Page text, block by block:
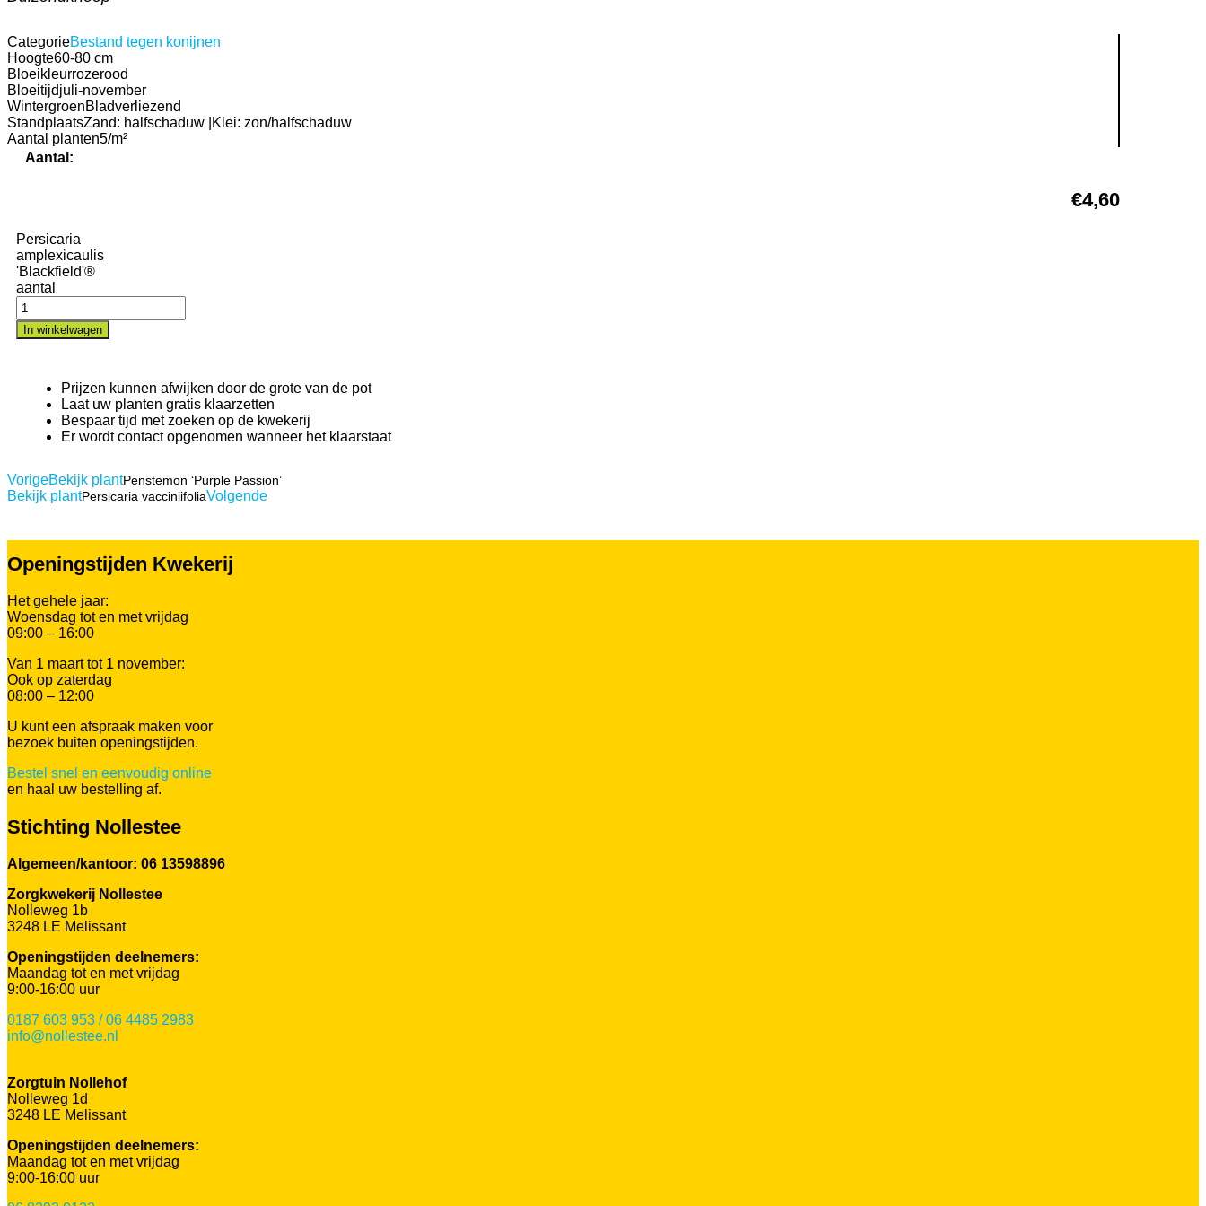
CategorieBestand tegen konijnen
Hoogte60-80 cm
Bloeikleurrozerood
Bloeitijdjuli-november
WintergroenBladverliezend
StandplaatsZand: halfschaduw |Klei: zon/halfschaduw
Aantal planten5/m²
Aantal:
€4,60
Persicaria
amplexicaulis
'Blackfield'®
aantal
In winkelwagen
Prijzen kunnen afwijken door de grote van de pot
Laat uw planten gratis klaarzetten
Bespaar tijd met zoeken op de kwekerij
Er wordt contact opgenomen wanneer het klaarstaat
VorigeBekijk plantPenstemon ‘Purple Passion’
Bekijk plantPersicaria vacciniifoliaVolgende
Openingstijden Kwekerij
Het gehele jaar:
Woensdag tot en met vrijdag
09:00 – 16:00
Van 1 maart tot 1 november:
Ook op zaterdag
08:00 – 12:00
U kunt een afspraak maken voor
bezoek buiten openingstijden.
Bestel snel en eenvoudig online
en haal uw bestelling af.
Stichting Nollestee
Algemeen/kantoor: 06 13598896
Zorgkwekerij Nollestee
Nolleweg 1b
3248 LE Melissant
Openingstijden deelnemers:
Maandag tot en met vrijdag
9:00-16:00 uur
0187 603 953 / 06 4485 2983
info@nollestee.nl
Zorgtuin Nollehof
Nolleweg 1d
3248 LE Melissant
Openingstijden deelnemers:
Maandag tot en met vrijdag
9:00-16:00 uur